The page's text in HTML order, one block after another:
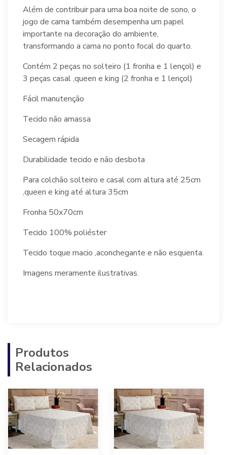
Além de contribuir para uma boa noite de sono, o
jogo de cama também desempenha um papel
importante na decoração do ambiente,
transformando a cama no ponto focal do quarto.
Contém 2 peças no solteiro (1 fronha e 1 lençol) e
3 peças casal ,queen e king (2 fronha e 1 lençol)
Fácil manutenção
Tecido não amassa
Secagem rápida
Durabilidade tecido e não desbota
Para colchão solteiro e casal com altura até 25cm
,queen e king até altura 35cm
Fronha 50x70cm
Tecido 100% poliéster
Tecido toque macio ,aconchegante e não esquenta.
Imagens meramente ilustrativas.
Produtos
Relacionados